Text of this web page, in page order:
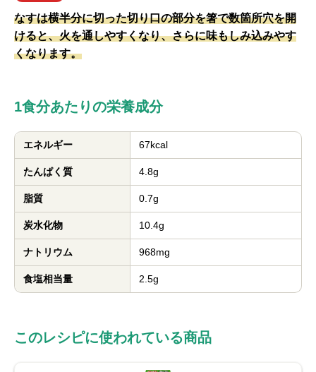
なすは横半分に切った切り口の部分を箸で数箇所穴を開
けると、火を通しやすくなり、さらに味もしみ込みやす
くなります。
1食分あたりの栄養成分
エネルギー 67kcal
たんぱく質 4.8g
脂質 0.7g
炭水化物 10.4g
ナトリウム 968mg
食塩相当量 2.5g
このレシピに使われている商品